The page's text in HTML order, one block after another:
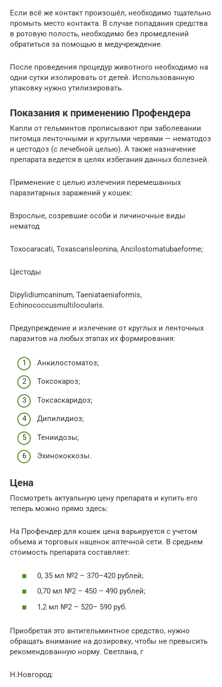
Если всё же контакт произошёл, необходимо тщательно
промыть место контакта. В случае попадания средства
в ротовую полость, необходимо без промедлений
обратиться за помощью в медучреждение.
После проведения процедур животного необходимо на
одни сутки изолировать от детей. Использованную
упаковку нужно утилизировать.
Показания к применению Профендера
Капли от гельминтов прописывают при заболевании
питомца ленточными и круглыми червями — нематодоз
и цестодоз (с лечебной целью). А также назначение
препарата ведется в целях избегания данных болезней.
Применение с целью излечения перемешанных
паразитарных заражений у кошек:
Взрослые, созревшие особи и личиночные виды
нематод
Toxocaracati, Toxascarisleonina, Ancilostomatubaeforme;
Цестоды
Dipylidiumcaninum, Taeniataeniaformis,
Echinococcusmultilocularis.
Предупреждение и излечение от круглых и ленточных
паразитов на любых этапах их формирования:
Анкилостоматоз;
Токсокароз;
Токсаскаридоз;
Дипилидиоз;
Тениидозы;
Эхинококкозы.
Цена
Посмотреть актуальную цену препарата и купить его
теперь можно прямо здесь:
На Профендер для кошек цена варьируется с учетом
объема и торговых наценок аптечной сети. В среднем
стоимость препарата составляет:
0, 35 мл №2 – 370–420 рублей;
0,70 мл №2 – 450 – 490 рублей;
1,2 мл №2 – 520– 590 руб.
Приобретая это антигельминтное средство, нужно
обращать внимание на дозировку, чтобы не превысить
рекомендованную норму. Светлана, г
Н.Новгород: